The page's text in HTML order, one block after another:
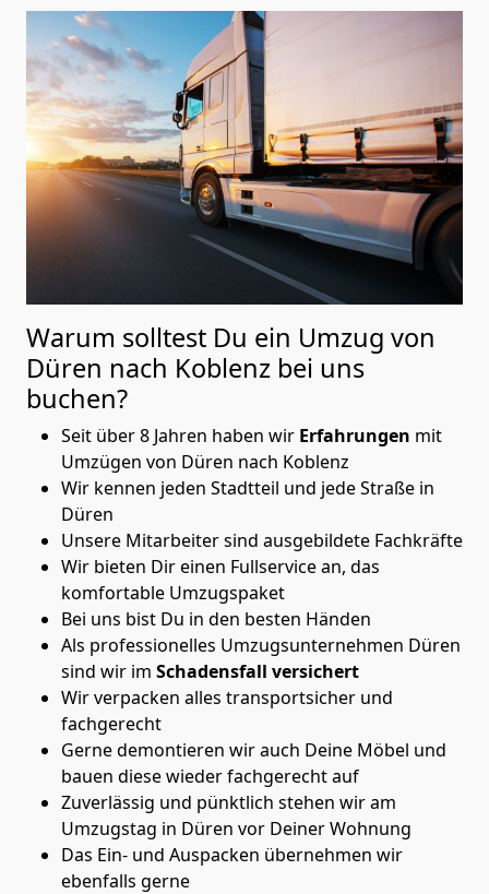
Warum solltest Du ein Umzug von
Düren nach Koblenz bei uns
buchen?
Seit über 8 Jahren haben wir Erfahrungen mit
Umzügen von Düren nach Koblenz
Wir kennen jeden Stadtteil und jede Straße in
Düren
Unsere Mitarbeiter sind ausgebildete Fachkräfte
Wir bieten Dir einen Fullservice an, das
komfortable Umzugspaket
Bei uns bist Du in den besten Händen
Als professionelles Umzugsunternehmen Düren
sind wir im Schadensfall versichert
Wir verpacken alles transportsicher und
fachgerecht
Gerne demontieren wir auch Deine Möbel und
bauen diese wieder fachgerecht auf
Zuverlässig und pünktlich stehen wir am
Umzugstag in Düren vor Deiner Wohnung
Das Ein- und Auspacken übernehmen wir
ebenfalls gerne